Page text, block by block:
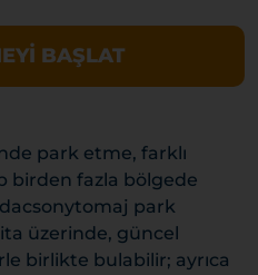
BAŞLAT
park etme, farklı
birden fazla bölgede
park
üzerinde, güncel
birlikte bulabilir; ayrıca